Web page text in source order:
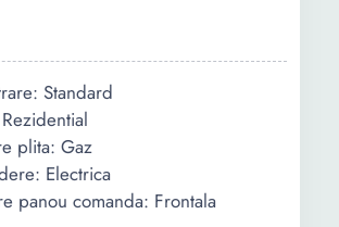
Standard
plita: Gaz
Electrica
panou comanda: Frontala